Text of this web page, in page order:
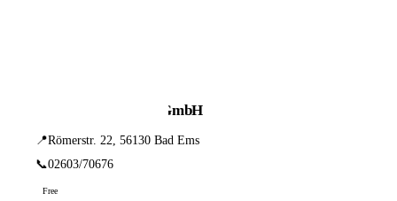
Becker Hörakustik GmbH
📍Römerstr. 22, 56130 Bad Ems
📞02603/70676
Free